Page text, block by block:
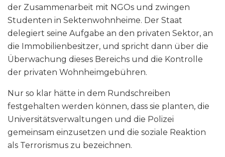
der Zusammenarbeit mit NGOs und zwingen
Studenten in Sektenwohnheime. Der Staat
delegiert seine Aufgabe an den privaten Sektor, an
die Immobilienbesitzer, und spricht dann über die
Überwachung dieses Bereichs und die Kontrolle
der privaten Wohnheimgebühren.
Nur so klar hätte in dem Rundschreiben
festgehalten werden können, dass sie planten, die
Universitätsverwaltungen und die Polizei
gemeinsam einzusetzen und die soziale Reaktion
als Terrorismus zu bezeichnen.